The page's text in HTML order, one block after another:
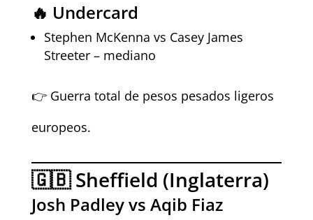
🔥 Undercard
Stephen McKenna vs Casey James
Streeter – mediano
👉 Guerra total de pesos pesados ligeros
europeos.
🇬🇧 Sheffield (Inglaterra)
Josh Padley vs Aqib Fiaz